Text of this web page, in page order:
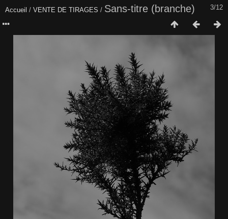
3/12
Accueil / VENTE DE TIRAGES / Sans-titre (branche)